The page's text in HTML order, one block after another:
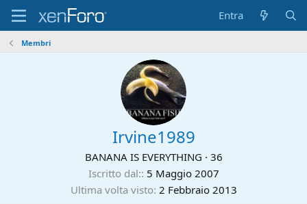
Entra
Membri
Irvine1989
BANANA IS EVERYTHING · 36
Iscritto dal: 5 Maggio 2007
Ultima volta visto 2 Febbraio 2013